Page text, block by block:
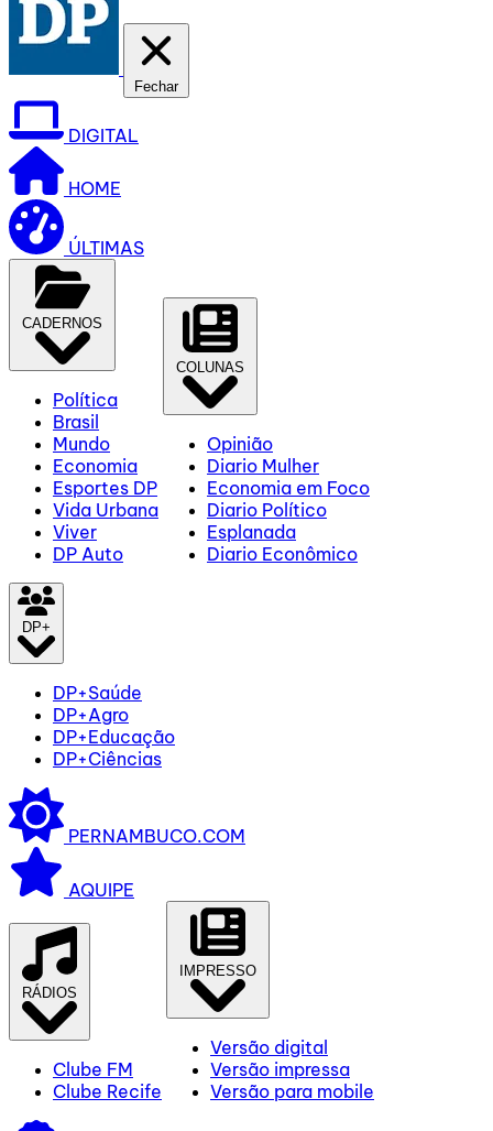
Fechar
DIGITAL
HOME
ÚLTIMAS
CADERNOS
Política
Brasil
Mundo
Economia
Esportes DP
Vida Urbana
Viver
DP Auto
COLUNAS
Opinião
Diario Mulher
Economia em Foco
Diario Político
Esplanada
Diario Econômico
DP+
DP+Saúde
DP+Agro
DP+Educação
DP+Ciências
PERNAMBUCO.COM
AQUIPE
RÁDIOS
Clube FM
Clube Recife
IMPRESSO
Versão digital
Versão impressa
Versão para mobile